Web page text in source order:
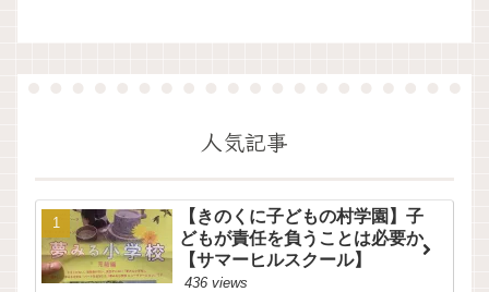
人気記事
【きのくに子どもの村学園】子
どもが責任を負うことは必要か
【サマーヒルスクール】
436 views